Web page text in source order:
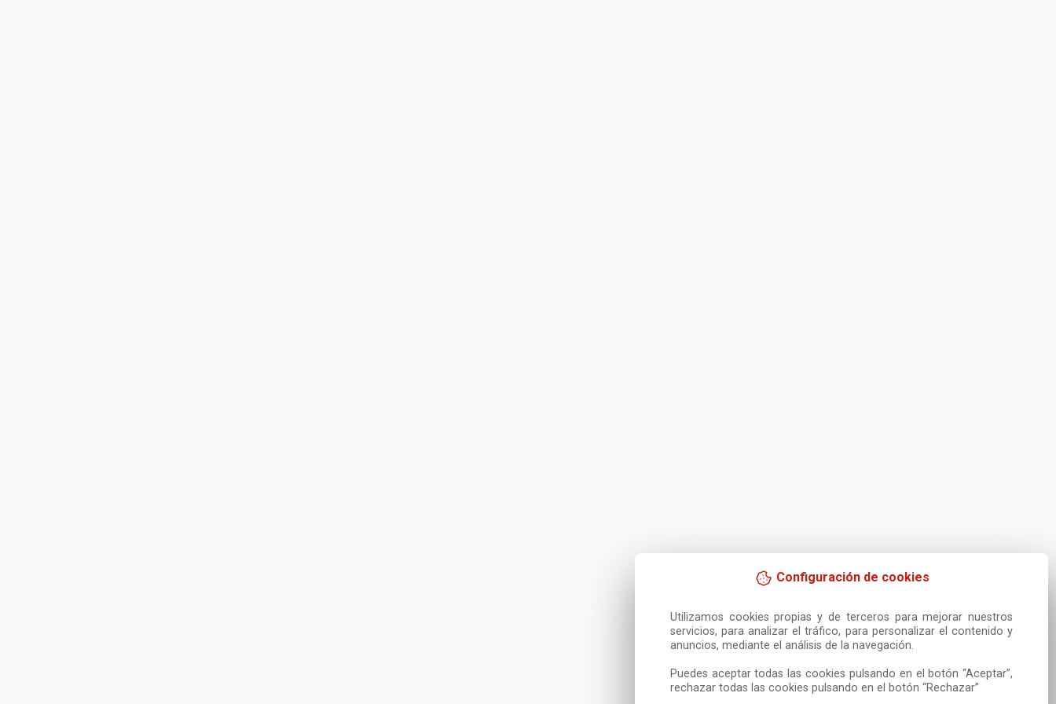
Configuración de cookies
Utilizamos cookies propias y de terceros para mejorar nuestros
servicios, para analizar el tráfico, para personalizar el contenido y
anuncios, mediante el análisis de la navegación.
Puedes aceptar todas las cookies pulsando en el botón “Aceptar”,
rechazar todas las cookies pulsando en el botón “Rechazar”